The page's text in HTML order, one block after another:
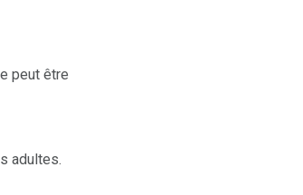
peut être
adultes.